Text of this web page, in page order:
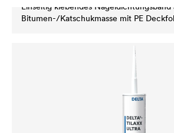
Einseitig klebendes Nageldichtungsband
Bitumen-/Katschukmasse mit PE